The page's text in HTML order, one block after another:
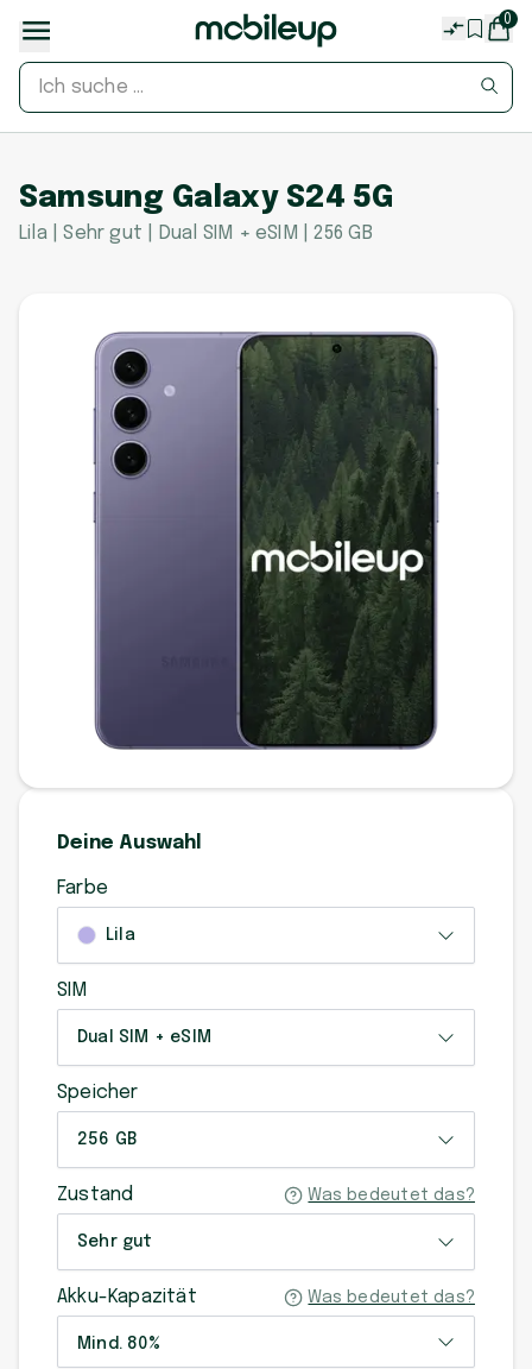
0
Samsung Galaxy S24 5G
Lila | Sehr gut | Dual SIM + eSIM | 256 GB
Deine Auswahl
Farbe
Lila
SIM
Dual SIM + eSIM
Speicher
256 GB
Zustand Was bedeutet das?
Sehr gut
Akku-Kapazität Was bedeutet das?
Mind. 80%